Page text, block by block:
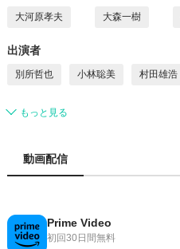
大河原孝夫 大森一樹
出演者
別所哲也 小林聡美 村田雄浩
もっと見る
動画配信
Prime Video
初回30日間無料